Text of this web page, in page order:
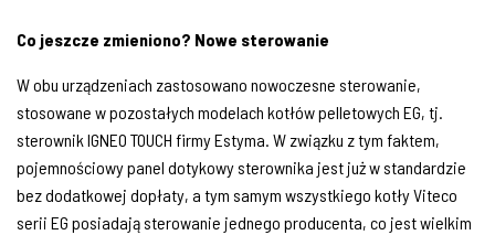
Co jeszcze zmieniono? Nowe sterowanie
W obu urządzeniach zastosowano nowoczesne sterowanie,
stosowane w pozostałych modelach kotłów pelletowych EG, tj.
sterownik IGNEO TOUCH firmy Estyma. W związku z tym faktem,
pojemnościowy panel dotykowy sterownika jest już w standardzie
bez dodatkowej dopłaty, a tym samym wszystkiego kotły Viteco
serii EG posiadają sterowanie jednego producenta, co jest wielkim